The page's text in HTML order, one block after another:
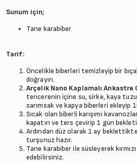
Sunum için;
Tane karabiber
Tarif:
Öncelikle biberleri temizleyip bir
doğrayın.
Arçelik Nano Kaplamalı Ankastre
tencerenin içine su, sirke, kaya
sarımsak ve kapya biberleri ekleyip
Sıcak olan biberli karışımı
kapatın ve ters çevirip 1 gün
Ardından düz olarak 1 ay
turşunuz hazır.
Tane karabiber ile süsleyerek
edebilirsiniz.